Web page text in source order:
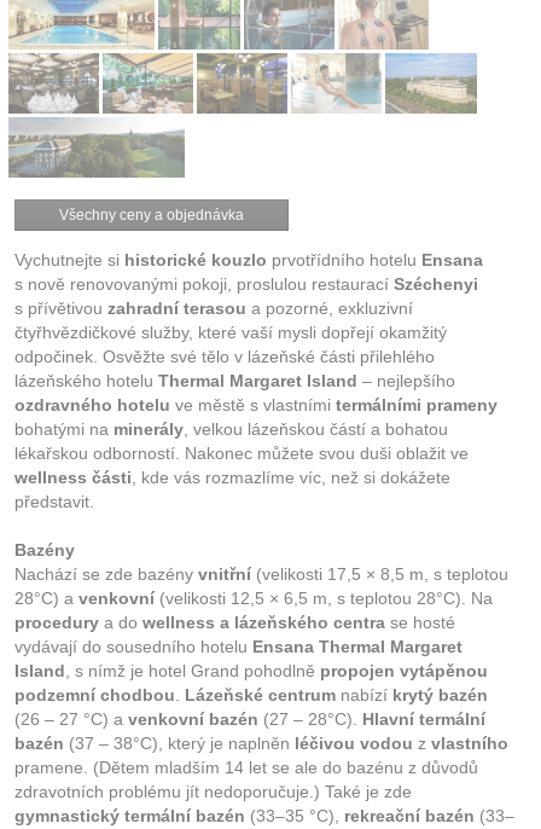
Všechny ceny a objednávka
Vychutnejte si historické kouzlo prvotřídního hotelu Ensana
s nově renovovanými pokoji, proslulou restaurací Széchenyi
s přívětivou zahradní terasou a pozorné, exkluzivní
čtyřhvězdičkové služby, které vaší mysli dopřejí okamžitý
odpočinek. Osvěžte své tělo v lázeňské části přilehlého
lázeňského hotelu Thermal Margaret Island – nejlepšího
ozdravného hotelu ve městě s vlastními termálními prameny
bohatými na minerály , velkou lázeňskou částí a bohatou
lékařskou odborností. Nakonec můžete svou duši oblažit ve
wellness části , kde vás rozmazlíme víc, než si dokážete
představit.
Bazény
Nachází se zde bazény vnitřní (velikosti 17,5 × 8,5 m, s teplotou
28°C) a venkovní (velikosti 12,5 × 6,5 m, s teplotou 28°C). Na
procedury a do wellness a lázeňského centra se hosté
vydávají do sousedního hotelu Ensana Thermal Margaret
Island , s nímž je hotel Grand pohodlně propojen vytápěnou
podzemní chodbou
Lázeňské centrum nabízí krytý bazén
(26 – 27 °C) a venkovní bazén (27 – 28°C). Hlavní termální
bazén (37 – 38°C), který je naplněn léčivou vodou z vlastního
pramene. (Dětem mladším 14 let se ale do bazénu z důvodů
zdravotních problému jít nedoporučuje.) Také je zde
gymnastický termální bazén (33–35 °C), rekreační bazén (33–